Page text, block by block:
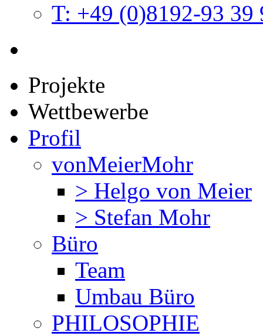
T: +49 (0)8192-93 39
Projekte
Wettbewerbe
Profil
vonMeierMohr
> Helgo von Meier
> Stefan Mohr
Büro
Team
Umbau Büro
PHILOSOPHIE